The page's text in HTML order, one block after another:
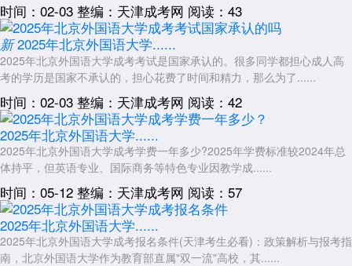
成考政策可能随年度调整，建议及时关注北京教育考试院或北京外国
语大学继续教育学院的最新公告。
以上就是关于：“2026年北京外国语大学成考毕业是全日制学历吗”的
简单介绍，想了解更多内容，可以持续关注天津成人高考网
www.shcrgk.com
展开全文
时间：02-03 整编：天津成考网 阅读：43
新 2025年北京外国语大学......
2025年北京外国语大学成考考试是国家承认的。很多同学都担心成人高
考的学历是国家不承认的，担心花费了时间和精力，那么为了......
时间：02-03 整编：天津成考网 阅读：42
2025年北京外国语大学......
2025年北京外国语大学成考学费一年多少?2025年学费标准较2024年总
体持平，但英语专业、国际商务等特色专业因教学成......
时间：05-12 整编：天津成考网 阅读：57
2025年北京外国语大学......
2025年北京外国语大学成考报名条件(天津考生必看)：政策解析与报考指
南，北京外国语大学作为教育部直属"双一流"高校，其......